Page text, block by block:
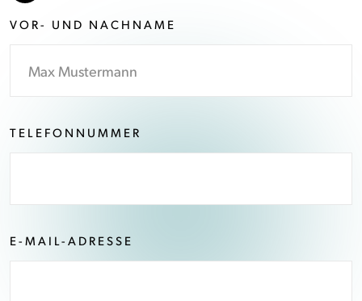
VOR- UND NACHNAME
TELEFONNUMMER
E-MAIL-ADRESSE